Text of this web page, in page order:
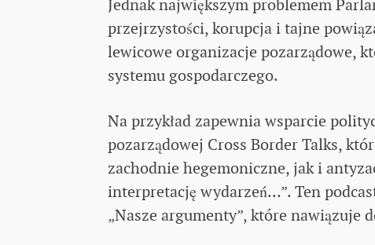
Jednak największym problemem
przejrzystości, korupcja i tajne
lewicowe organizacje pozarządowe,
systemu gospodarczego.
Na przykład zapewnia wsparcie
pozarządowej Cross Border Talks,
zachodnie hegemoniczne, jak i
interpretację wydarzeń…”. Ten
„Nasze argumenty”, które nawiązuje